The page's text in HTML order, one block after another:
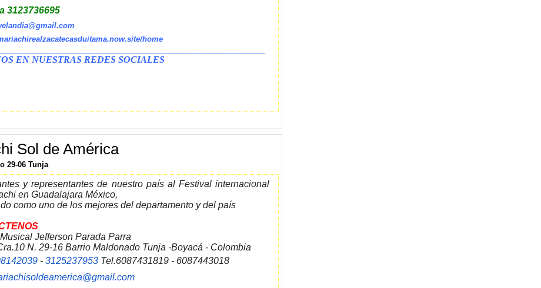
3123736695
home
EN NUESTRAS REDES SOCIALES
Sol de América
29-06 Tunja
y representantes de nuestro país al Festival internacional
en Guadalajara México,
como uno de los mejores del departamento y del país
Jefferson Parada Parra
N. 29-16 Barrio Maldonado Tunja -Boyacá - Colombia
- 3125237953 Tel.6087431819 - 6087443018